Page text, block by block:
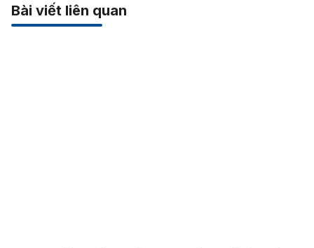
Bài viết liên quan